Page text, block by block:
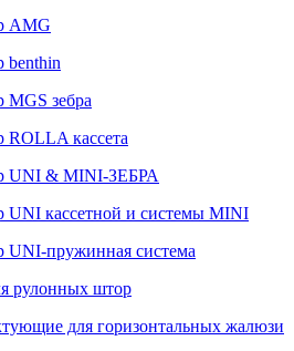
AMG
benthin
зебра
кассета
UNI & MINI-ЗЕБРА
UNI кассетной и системы MINI
UNI-пружинная система
рулонных штор
для горизонтальных жалюзи